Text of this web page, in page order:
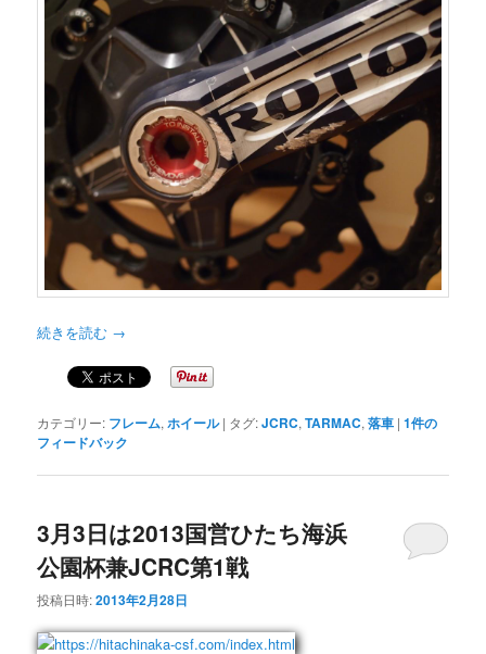
続きを読む →
カテゴリー: フレーム,ホイール | タグ:JCRC,TARMAC,落車 |1件の
フィードバック
3月3日は2013国営ひたち海浜
公園杯兼JCRC第1戦
投稿日時:2013年2月28日